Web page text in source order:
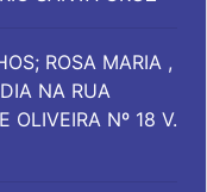
ROSA MARIA ,
NA RUA
OLIVEIRA Nº 18 V.